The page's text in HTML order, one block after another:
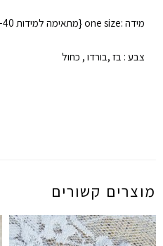
מידה :one size {מתאימה למידות 34-40}
צבע : בז ,בורדו , כחול
מוצרים קשורים